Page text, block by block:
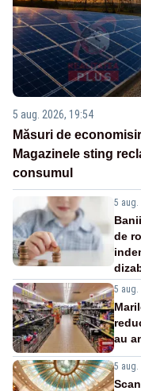
5 aug. 2026, 19:54
Măsuri de
Magazinele sting
consumul
5 aug.
de
5 aug.
au
5 aug.